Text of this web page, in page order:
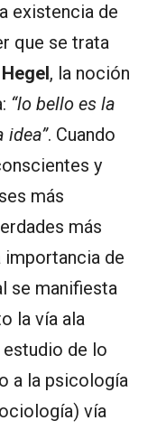
existencia de
que se trata
Hegel , la noción
“lo bello es la
idea”. Cuando
y
más
más
importancia de
se manifiesta
la vía ala
de lo
a la psicología
vía